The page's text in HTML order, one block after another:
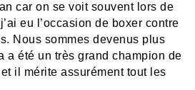
car on se voit souvent lors de
eu l’occasion de boxer contre
Nous sommes devenus plus
a été un très grand champion de
il mérite assurément tout les